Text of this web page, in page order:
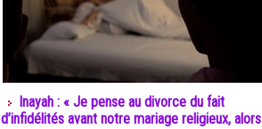
Inayah : « Je pense au divorce du fait
d’infidélités avant notre mariage religieux, alors